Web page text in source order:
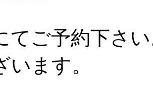
てご予約下さ
います。